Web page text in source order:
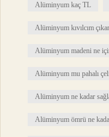
Alüminyum kaç TL
Alüminyum kıvılcım
Alüminyum madeni ne
Alüminyum mu pahalı
Alüminyum ne kadar
Alüminyum ömrü ne